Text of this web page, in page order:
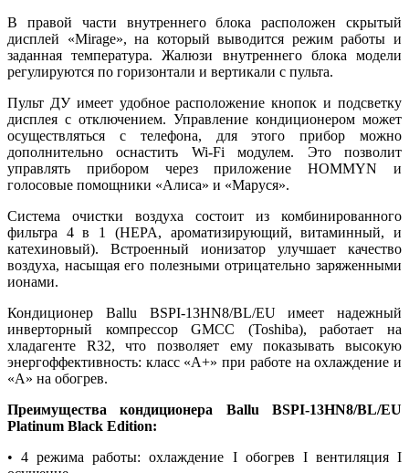
В правой части внутреннего блока расположен скрытый
дисплей «Mirage», на который выводится режим работы и
заданная температура. Жалюзи внутреннего блока модели
регулируются по горизонтали и вертикали с пульта.
Пульт ДУ имеет удобное расположение кнопок и подсветку
дисплея с отключением. Управление кондиционером может
осуществляться с телефона, для этого прибор можно
дополнительно оснастить Wi-Fi модулем. Это позволит
управлять прибором через приложение HOMMYN и
голосовые помощники «Алиса» и «Маруся».
Система очистки воздуха состоит из комбинированного
фильтра 4 в 1 (HEPA, ароматизирующий, витаминный, и
катехиновый). Встроенный ионизатор улучшает качество
воздуха, насыщая его полезными отрицательно заряженными
ионами.
Кондиционер Ballu BSPI-13HN8/BL/EU имеет надежный
инверторный компрессор GMCC (Toshiba), работает на
хладагенте R32, что позволяет ему показывать высокую
энергоффективность: класс «А+» при работе на охлаждение и
«А» на обогрев.
Преимущества кондиционера Ballu BSPI-13HN8/BL/EU
Platinum Black Edition:
• 4 режима работы: охлаждение I обогрев I вентиляция I